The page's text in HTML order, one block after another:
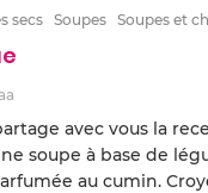
secs Soupes Soupes et
avec vous la
soupe à base de
au cumin.